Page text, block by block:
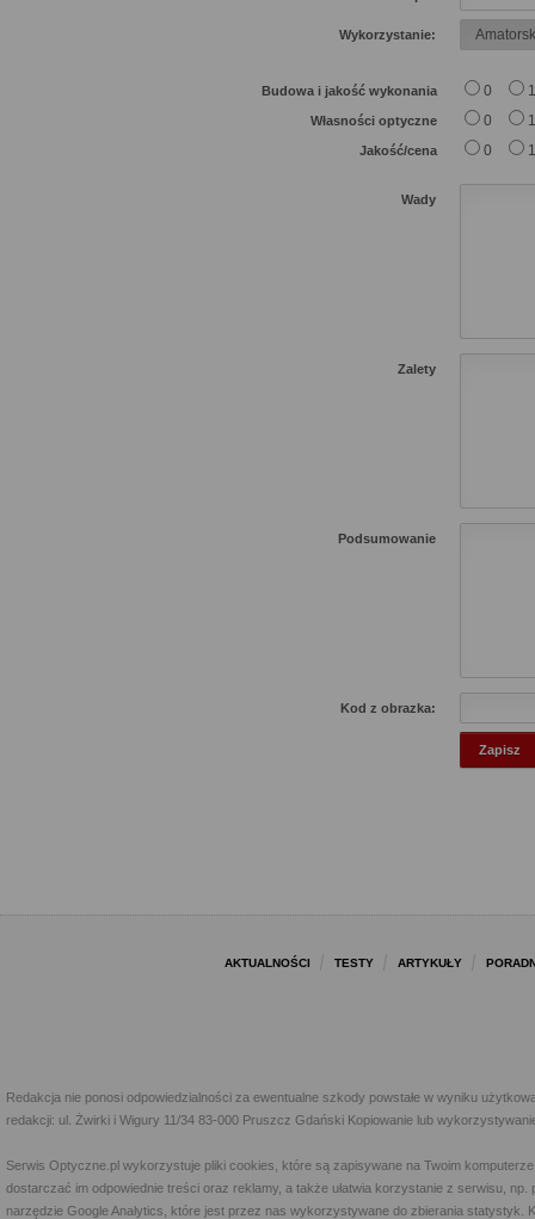
Wykorzystanie:
Budowa i jakość wykonania 0 1
Własności optyczne 0 1
Jakość/cena 0 1
Wady
Zalety
Podsumowanie
Kod z obrazka:
AKTUALNOŚCI TESTY ARTYKUŁY
Redakcja nie ponosi odpowiedzialności za ewentualne szkody powstałe w wyniku
redakcji: ul. Żwirki i Wigury 11/34 83-000 Pruszcz Gdański Kopiowanie lub
Serwis Optyczne.pl wykorzystuje pliki cookies, które są zapisywane na Twoim
dostarczać im odpowiednie treści oraz reklamy, a także ułatwia korzystanie z serwisu,
narzędzie Google Analytics, które jest przez nas wykorzystywane do zbierania statystyk.